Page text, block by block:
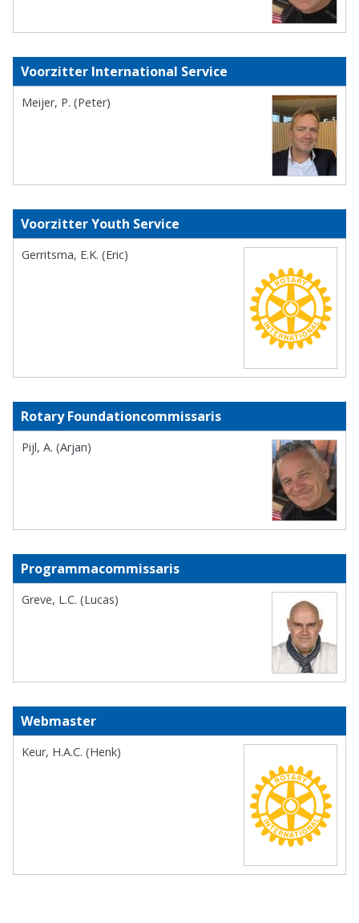
Voorzitter International Service
Meijer, P. (Peter)
Voorzitter Youth Service
Gerritsma, E.K. (Eric)
Rotary Foundationcommissaris
Pijl, A. (Arjan)
Programmacommissaris
Greve, L.C. (Lucas)
Webmaster
Keur, H.A.C. (Henk)